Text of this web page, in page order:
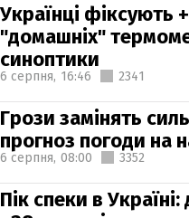
Українці фіксують
"домашніх"
синоптики
6 серпня, 16:46 2341
Грози замінять
прогноз погоди на
6 серпня, 08:00 3352
Пік спеки в